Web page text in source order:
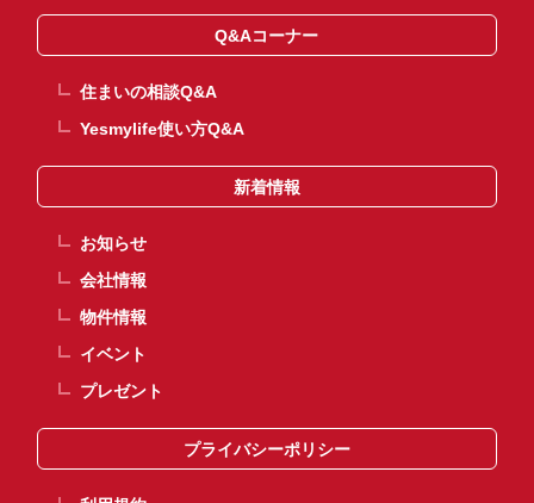
Q&Aコーナー
住まいの相談Q&A
Yesmylife使い方Q&A
新着情報
お知らせ
会社情報
物件情報
イベント
プレゼント
プライバシーポリシー